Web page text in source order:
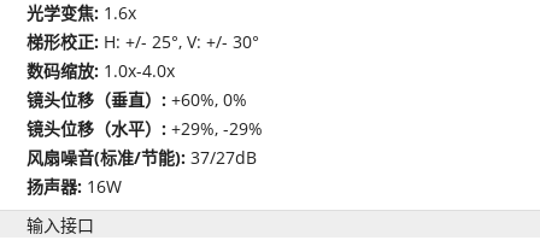
光学变焦: 1.6x
梯形校正: H: +/- 25°, V: +/- 30°
数码缩放: 1.0x-4.0x
镜头位移（垂直）:+60%, 0%
镜头位移（水平）:+29%, -29%
风扇噪音(标准/节能):37/27dB
扬声器: 16W
输入接口